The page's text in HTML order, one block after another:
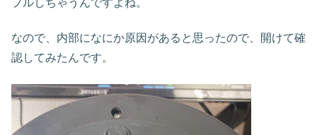
プルしちゃうんですよね。
なので、内部になにか原因があると思ったので、開けて確
認してみたんです。